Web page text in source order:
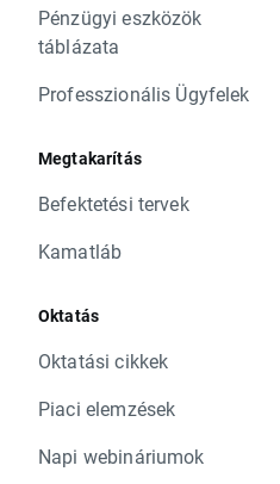
Pénzügyi eszközök
táblázata
Professzionális Ügyfelek
Megtakarítás
Befektetési tervek
Kamatláb
Oktatás
Oktatási cikkek
Piaci elemzések
Napi webináriumok